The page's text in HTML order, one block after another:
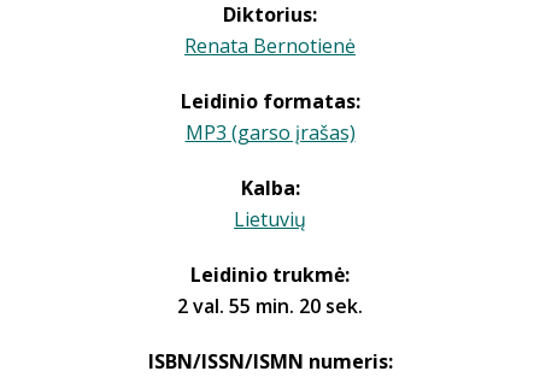
Diktorius:
Renata Bernotienė
Leidinio formatas:
MP3 (garso įrašas)
Kalba:
Lietuvių
Leidinio trukmė:
2 val. 55 min. 20 sek.
ISBN/ISSN/ISMN numeris: